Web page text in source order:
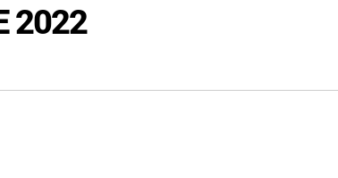
2022